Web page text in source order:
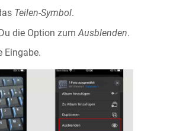
Teilen-Symbol.
die Option zumAusblenden.
Eingabe.